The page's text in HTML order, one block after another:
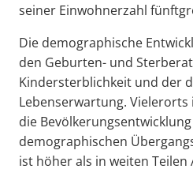
seiner Einwohnerzahl
Die demographische
den Geburten- und
Kindersterblichkeit und der
Lebenserwartung.
die
demographischen
ist höher als in weiten Teilen